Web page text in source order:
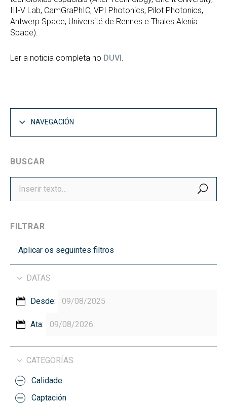
III-V Lab, CamGraPhIC, VPI Photonics, Pilot Photonics,
Antwerp Space, Université de Rennes e Thales Alenia
Space).
Ler a noticia completa no DUVI
NAVEGACIÓN
BUSCAR
FILTRAR
Aplicar os seguintes filtros
DATAS
Desde:
Ata:
CATEGORÍAS
Calidade
Captación